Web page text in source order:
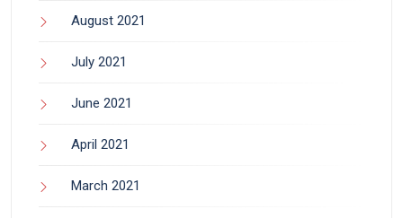
August 2021
July 2021
June 2021
April 2021
March 2021